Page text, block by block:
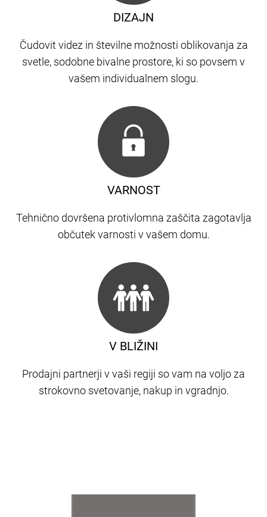
DIZAJN
Čudovit videz in številne možnosti oblikovanja za
svetle, sodobne bivalne prostore, ki so povsem v
vašem individualnem slogu.
V BLIŽINI
Prodajni partnerji v vaši regiji so vam na voljo za
strokovno svetovanje, nakup in vgradnjo.
VARNOST
Tehnično dovršena protivlomna zaščita zagotavlja
občutek varnosti v vašem domu.